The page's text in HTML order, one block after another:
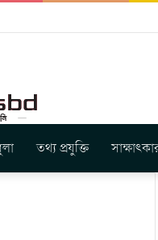
মন্ত্রণালয় ও ভূমি কমিশন
তথ্য প্রযুক্তি